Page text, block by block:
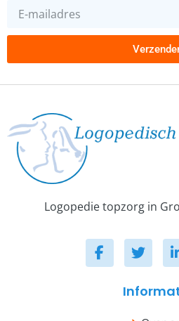
Logopedie topzorg in